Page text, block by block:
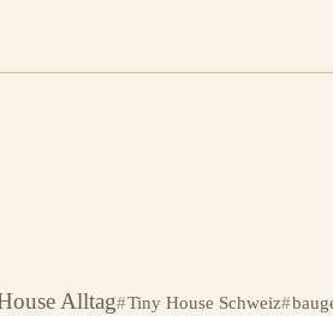
Alltag Tiny House Schweiz